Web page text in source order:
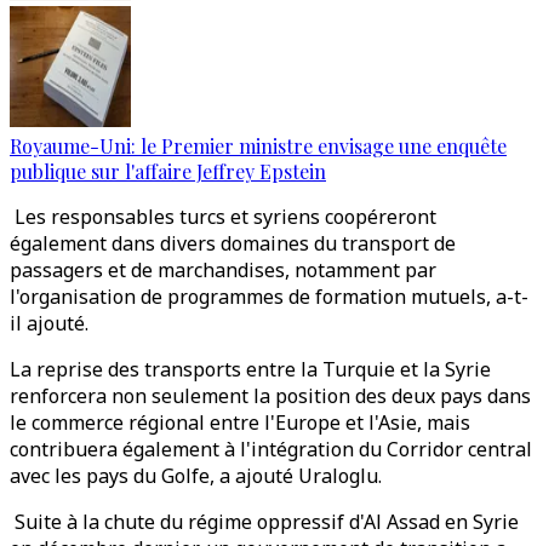
Royaume-Uni: le Premier ministre envisage une enquête
publique sur l'affaire Jeffrey Epstein
Les responsables turcs et syriens coopéreront
également dans divers domaines du transport de
passagers et de marchandises, notamment par
l'organisation de programmes de formation mutuels, a-t-
il ajouté.
La reprise des transports entre la Turquie et la Syrie
renforcera non seulement la position des deux pays dans
le commerce régional entre l'Europe et l'Asie, mais
contribuera également à l'intégration du Corridor central
avec les pays du Golfe, a ajouté Uraloglu.
Suite à la chute du régime oppressif d'Al Assad en Syrie